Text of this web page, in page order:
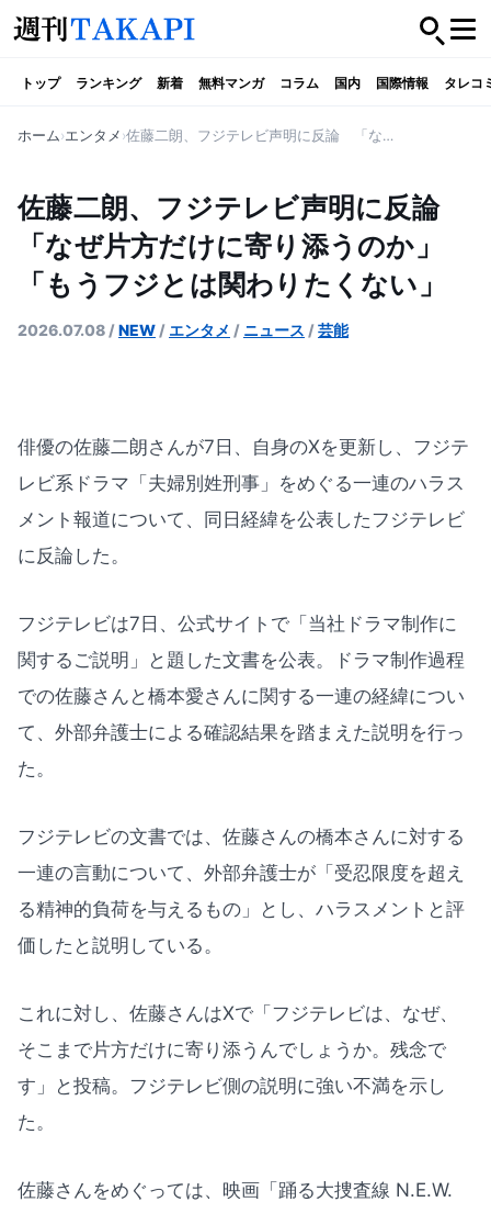
トップ ランキング 新着 無料マンガ コラム 国内 国際情報 タレコ
ホーム エンタメ 佐藤二朗、フジテレビ声明に反論 「なぜ片方だけに寄り添うのか」「もうフジとは関わりたくない」
佐藤二朗、フジテレビ声明に反論
「なぜ片方だけに寄り添うのか」
「もうフジとは関わりたくない」
2026.07.08 /NEW / エンタメ / ニュース /芸能
俳優の佐藤二朗さんが7日、自身のXを更新し、フジテ
レビ系ドラマ「夫婦別姓刑事」をめぐる一連のハラス
メント報道について、同日経緯を公表したフジテレビ
に反論した。
フジテレビは7日、公式サイトで「当社ドラマ制作に
関するご説明」と題した文書を公表。ドラマ制作過程
での佐藤さんと橋本愛さんに関する一連の経緯につい
て、外部弁護士による確認結果を踏まえた説明を行っ
た。
フジテレビの文書では、佐藤さんの橋本さんに対する
一連の言動について、外部弁護士が「受忍限度を超え
る精神的負荷を与えるもの」とし、ハラスメントと評
価したと説明している。
これに対し、佐藤さんはXで「フジテレビは、なぜ、
そこまで片方だけに寄り添うんでしょうか。残念で
す」と投稿。フジテレビ側の説明に強い不満を示し
た。
佐藤さんをめぐっては、映画「踊る大捜査線 N.E.W.